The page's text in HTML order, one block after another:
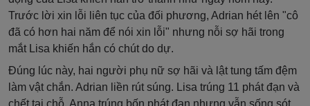
Trước lời xin lỗi liên tục của đối phương, Adrian hét lên "cô
đã có hơn hai năm để nói xin lỗi" nhưng nỗi sợ hãi trong
mắt Lisa khiến hắn có chút do dự.
Đúng lúc này, hai người phụ nữ sợ hãi và lật tung tấm đệm
làm vật chắn. Adrian liền rút súng. Lisa trúng 11 phát đạn và
chết tại chỗ, Anna trúng bốn phát đạn nhưng vẫn sống sót